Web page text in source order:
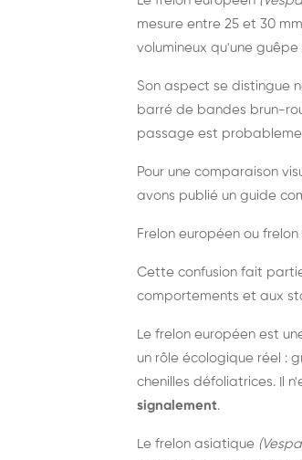
mesure entre 25 et 30
volumineux qu'une guêpe
Son aspect se distingue
barré de bandes brun-
passage est
Pour une comparaison
avons publié un guide
Frelon européen ou
Cette confusion fait
comportements et aux
Le frelon européen est
un rôle écologique réel :
chenilles défoliatrices. Il
signalement.
Le frelon asiatique